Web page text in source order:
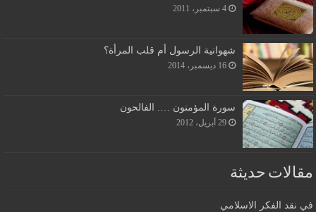
4 سبتمبر، 2011
شهوانية الرسول أم قلب المرأة؟
16 ديسمبر، 2014
سورة المؤمنون …. الفالحون
29 أبريل، 2012
مقالات حديثة
في نقد الفكر الاسلامي